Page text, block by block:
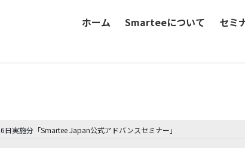
ホーム Smarteeについて セミ
日実施分「Smartee Japan公式アドバンスセミナー」